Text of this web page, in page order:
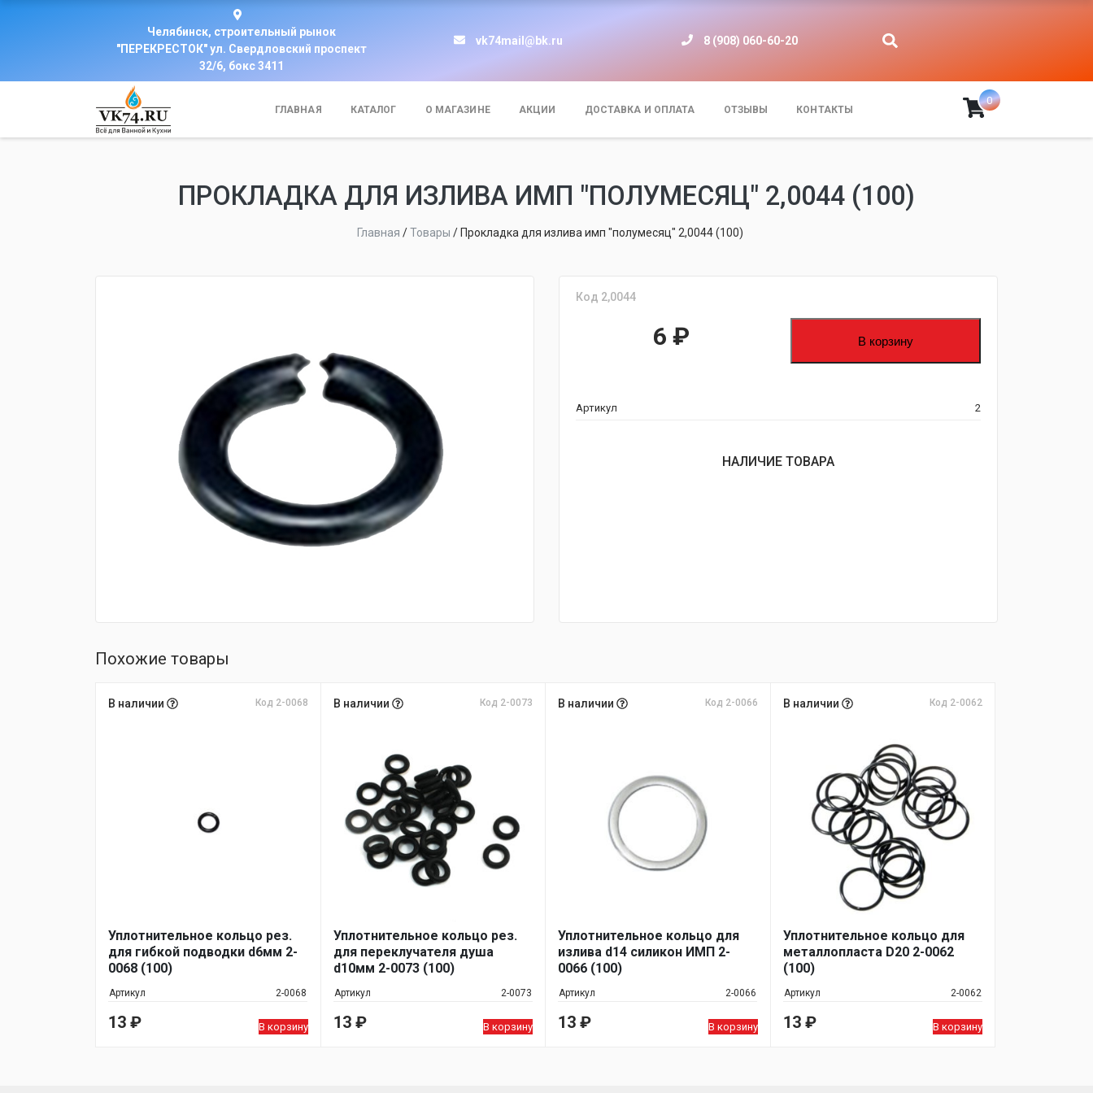
Челябинск, строительный рынок
"ПЕРЕКРЕСТОК" ул. Свердловский проспект
32/6, бокс 3411
vk74mail@bk.ru 8 (908) 060-60-20
ГЛАВНАЯ КАТАЛОГ О МАГАЗИНЕ АКЦИИ ДОСТАВКА И ОПЛАТА ОТЗЫВЫ КОНТАКТЫ
0
ПРОКЛАДКА ДЛЯ ИЗЛИВА ИМП "ПОЛУМЕСЯЦ" 2,0044 (100)
Главная /Товары / Прокладка для излива имп "полумесяц" 2,0044 (100)
Код 2,0044
6 ₽ В корзину
Артикул 2
НАЛИЧИЕ ТОВАРА
Похожие товары
В наличии Код 2-0068
Уплотнительное кольцо рез.
для гибкой подводки d6мм 2-
0068 (100)
Артикул 2-0068
13 ₽ В корзину
В наличии Код 2-0073
Уплотнительное кольцо рез.
для переклучателя душа
d10мм 2-0073 (100)
Артикул 2-0073
13 ₽ В корзину
В наличии Код 2-0066
Уплотнительное кольцо для
излива d14 силикон ИМП 2-
0066 (100)
Артикул 2-0066
13 ₽ В корзину
В наличии Код 2-0062
Уплотнительное кольцо для
металлопласта D20 2-0062
(100)
Артикул 2-0062
13 ₽ В корзину